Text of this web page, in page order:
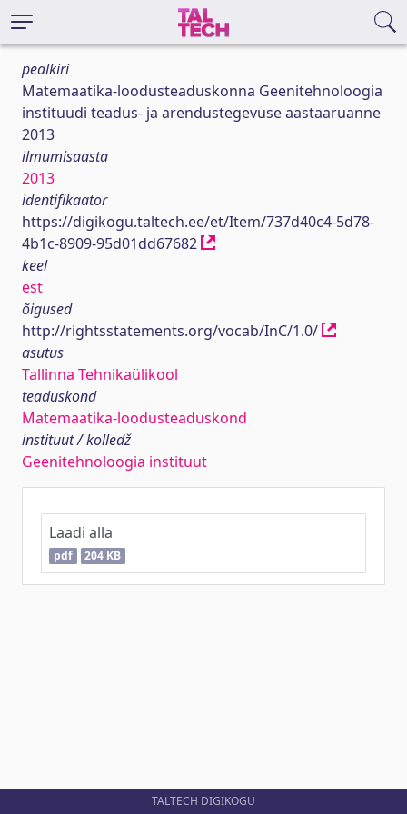
pealkiri
Matemaatika-loodusteaduskonna Geenitehnoloogia
instituudi teadus- ja arendustegevuse aastaaruanne
2013
ilmumisaasta
2013
identifikaator
https://digikogu.taltech.ee/et/Item/737d40c4-5d78-
4b1c-8909-95d01dd67682
keel
est
õigused
http://rightsstatements.org/vocab/InC/1.0/
asutus
Tallinna Tehnikaülikool
teaduskond
Matemaatika-loodusteaduskond
instituut / kolledž
Geenitehnoloogia instituut
Laadi alla
pdf 204 KB
TALTECH DIGIKOGU